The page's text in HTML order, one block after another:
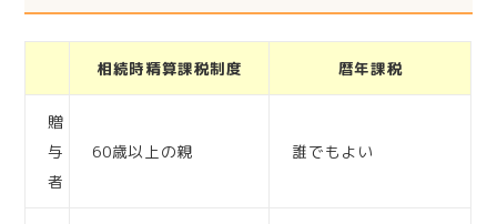
相続時精算課税制度 暦年課税
贈
与
者
60歳以上の親 誰でもよい